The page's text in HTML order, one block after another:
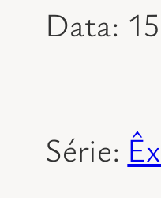
Data:
Série: